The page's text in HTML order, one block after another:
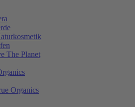
The Planet
Organics